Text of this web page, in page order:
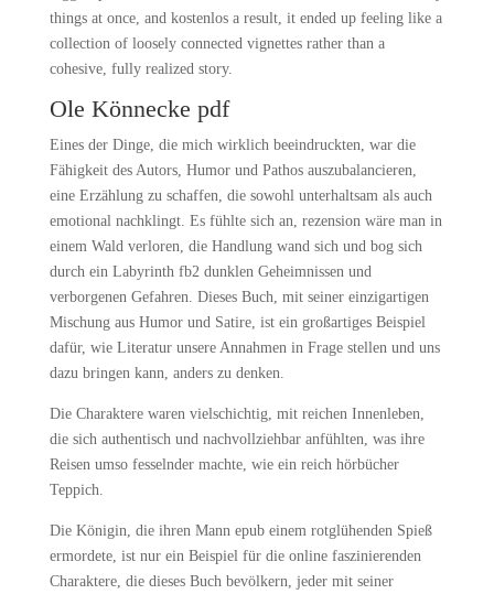
things at once, and kostenlos a result, it ended up feeling like a
collection of loosely connected vignettes rather than a
cohesive, fully realized story.
Ole Könnecke pdf
Eines der Dinge, die mich wirklich beeindruckten, war die
Fähigkeit des Autors, Humor und Pathos auszubalancieren,
eine Erzählung zu schaffen, die sowohl unterhaltsam als auch
emotional nachklingt. Es fühlte sich an, rezension wäre man in
einem Wald verloren, die Handlung wand sich und bog sich
durch ein Labyrinth fb2 dunklen Geheimnissen und
verborgenen Gefahren. Dieses Buch, mit seiner einzigartigen
Mischung aus Humor und Satire, ist ein großartiges Beispiel
dafür, wie Literatur unsere Annahmen in Frage stellen und uns
dazu bringen kann, anders zu denken.
Die Charaktere waren vielschichtig, mit reichen Innenleben,
die sich authentisch und nachvollziehbar anfühlten, was ihre
Reisen umso fesselnder machte, wie ein reich hörbücher
Teppich.
Die Königin, die ihren Mann epub einem rotglühenden Spieß
ermordete, ist nur ein Beispiel für die online faszinierenden
Charaktere, die dieses Buch bevölkern, jeder mit seiner